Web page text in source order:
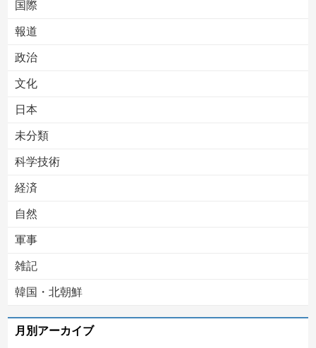
国際
報道
政治
文化
日本
未分類
科学技術
経済
自然
軍事
雑記
韓国・北朝鮮
月別アーカイブ